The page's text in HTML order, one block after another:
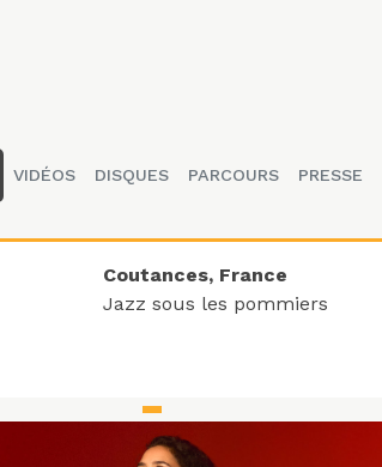
VIDÉOS DISQUES PARCOURS PRESSE
Coutances, France
Jazz sous les pommiers